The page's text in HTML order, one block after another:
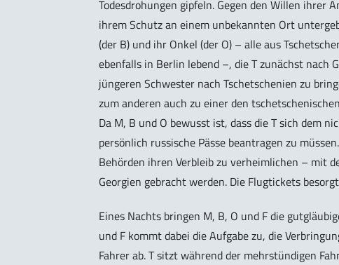
Todesdrohungen gipfeln. Gegen den Willen ihrer
ihrem Schutz an einem unbekannten Ort
(der B) und ihr Onkel (der O) – alle aus
ebenfalls in Berlin lebend –, die T zunächst nach
jüngeren Schwester nach Tschetschenien zu
zum anderen auch zu einer den
Da M, B und O bewusst ist, dass die T sich dem
persönlich russische Pässe beantragen zu
Behörden ihren Verbleib zu verheimlichen – mit
Georgien gebracht werden. Die Flugtickets
Eines Nachts bringen M, B, O und F die
und F kommt dabei die Aufgabe zu, die
Fahrer ab. T sitzt während der mehrstündigen